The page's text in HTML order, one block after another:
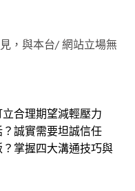
，與本台/ 網站立場無
合理期望減輕壓力
誠實需要坦誠信任
掌握四大溝通技巧與